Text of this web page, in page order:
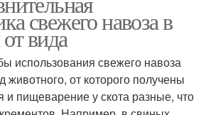
свежего навоза в
вида
использования свежего навоза
животного, от которого получены
и пищеварение у скота разные, что